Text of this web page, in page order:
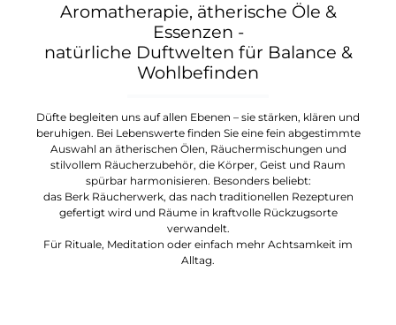
Aromatherapie, ätherische Öle &
Essenzen -
natürliche Duftwelten für Balance &
Wohlbefinden
Düfte begleiten uns auf allen Ebenen – sie stärken, klären und
beruhigen. Bei Lebenswerte finden Sie eine fein abgestimmte
Auswahl an ätherischen Ölen, Räuchermischungen und
stilvollem Räucherzubehör, die Körper, Geist und Raum
spürbar harmonisieren. Besonders beliebt:
das Berk Räucherwerk, das nach traditionellen Rezepturen
gefertigt wird und Räume in kraftvolle Rückzugsorte
verwandelt.
Für Rituale, Meditation oder einfach mehr Achtsamkeit im
Alltag.